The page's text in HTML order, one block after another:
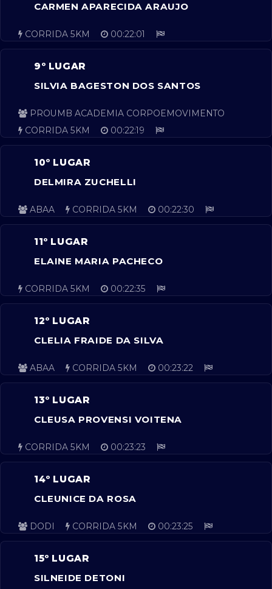
CARMEN APARECIDA ARAUJO
CORRIDA 5KM 00:22:01
9º LUGAR
SILVIA BAGESTON DOS SANTOS
PROUMB ACADEMIA CORPOEMOVIMENTO
CORRIDA 5KM
00:22:19
10º LUGAR
DELMIRA ZUCHELLI
ABAA CORRIDA 5KM 00:22:30
11º LUGAR
ELAINE MARIA PACHECO
CORRIDA 5KM 00:22:35
12º LUGAR
CLELIA FRAIDE DA SILVA
ABAA CORRIDA 5KM 00:23:22
13º LUGAR
CLEUSA PROVENSI VOITENA
CORRIDA 5KM 00:23:23
14º LUGAR
CLEUNICE DA ROSA
DODI CORRIDA 5KM 00:23:25
15º LUGAR
SILNEIDE DETONI